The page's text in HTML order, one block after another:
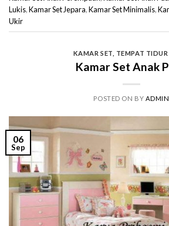
Lukis,Kamar Set Jepara,Kamar Set Minimalis,
Ukir
KAMAR SET TEMPAT
Kamar Set Anak
POSTED ON BY ADMIN
06
Sep